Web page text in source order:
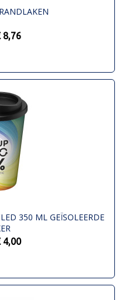
8,76
350 ML GEÏSOLEERDE
4,00